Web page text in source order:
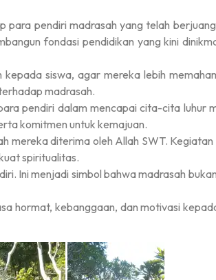
para pendiri madrasah yang telah
fondasi pendidikan yang kini
kepada siswa, agar mereka lebih
madrasah.
pendiri dalam mencapai cita-cita luhur
komitmen untuk kemajuan.
mereka diterima oleh Allah SWT. Kegiatan
spiritualitas.
Ini menjadi simbol bahwa madrasah
hormat, kebanggaan, dan motivasi